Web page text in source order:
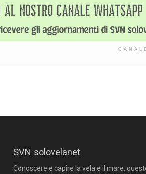
SVN solovelanet
Conoscere e capire la vela e il mare,